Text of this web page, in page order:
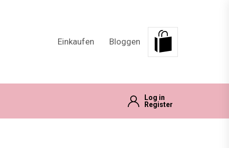
Einkaufen Bloggen
Log in
Register